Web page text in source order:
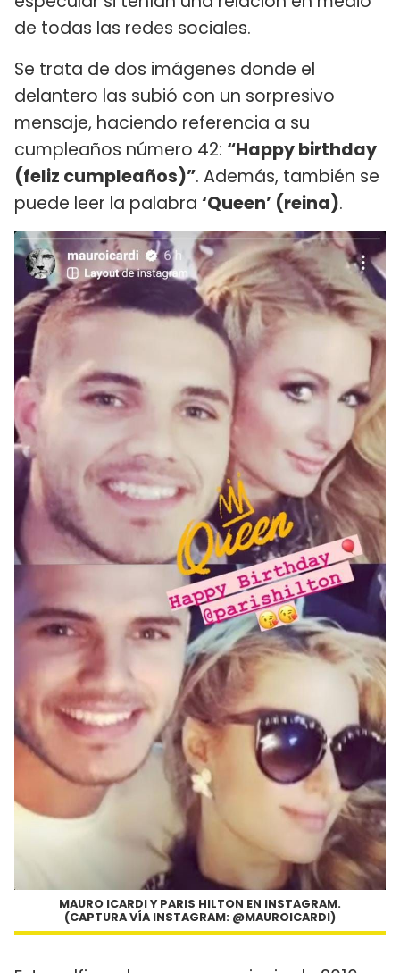
de todas las redes sociales.
Se trata de dos imágenes donde el
delantero las subió con un sorpresivo
mensaje, haciendo referencia a su
cumpleaños número 42: “Happy birthday
(feliz cumpleaños)”. Además, también se
puede leer la palabra ‘Queen’ (reina).
MAURO ICARDI Y PARIS HILTON EN INSTAGRAM.
(CAPTURA VÍA INSTAGRAM: @MAUROICARDI)